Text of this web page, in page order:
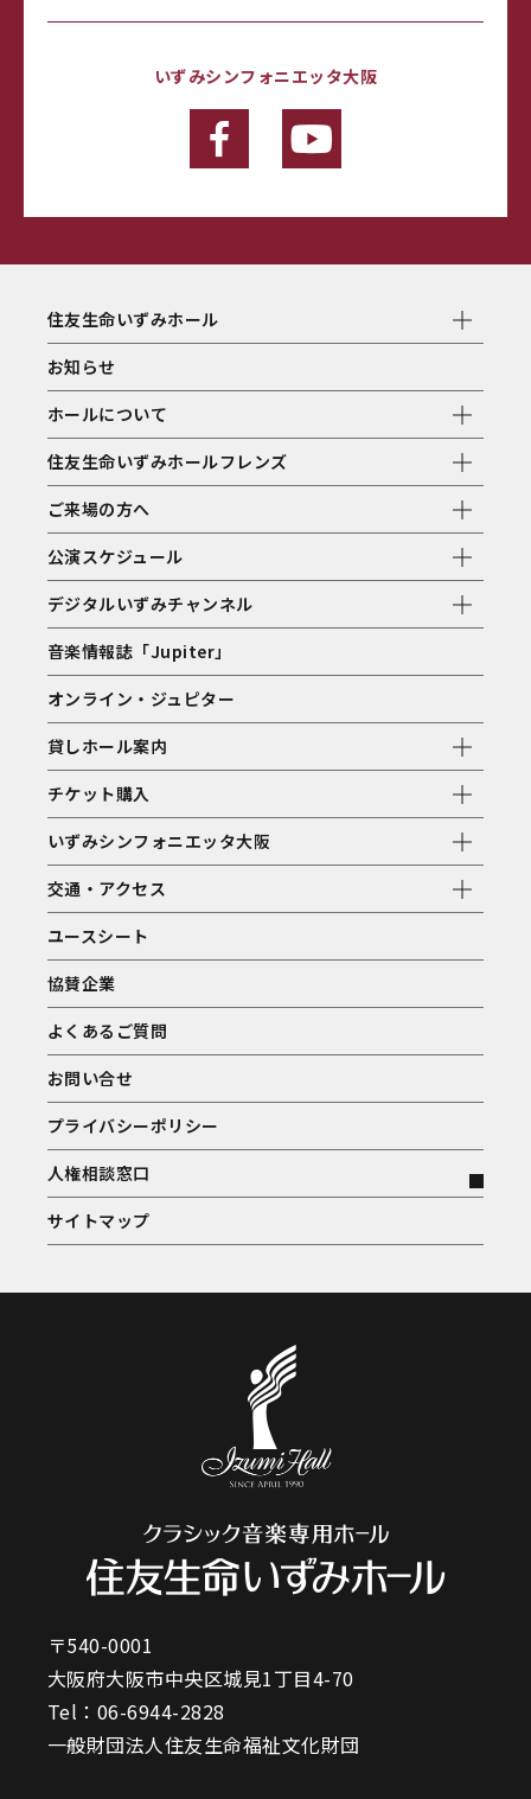
いずみシンフォニエッタ大阪
住友生命いずみホール
お知らせ
ホールについて
住友生命いずみホールフレンズ
ご来場の方へ
公演スケジュール
デジタルいずみチャンネル
音楽情報誌「Jupiter」
オンライン・ジュピター
貸しホール案内
チケット購入
いずみシンフォニエッタ大阪
交通・アクセス
ユースシート
協賛企業
よくあるご質問
お問い合せ
プライバシーポリシー
人権相談窓口
サイトマップ
〒540-0001
大阪府大阪市中央区城見1丁目4-70
Tel： 06-6944-2828
一般財団法人住友生命福祉文化財団